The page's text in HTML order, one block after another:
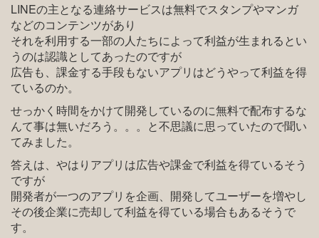
LINEの主となる連絡サービスは無料でスタンプやマンガ
などのコンテンツがあり
それを利用する一部の人たちによって利益が生まれるとい
うのは認識としてあったのですが
広告も、課金する手段もないアプリはどうやって利益を得
ているのか。
せっかく時間をかけて開発しているのに無料で配布するな
んて事は無いだろう。。。と不思議に思っていたので聞い
てみました。
答えは、やはりアプリは広告や課金で利益を得ているそう
ですが
開発者が一つのアプリを企画、開発してユーザーを増やし
その後企業に売却して利益を得ている場合もあるそうで
す。